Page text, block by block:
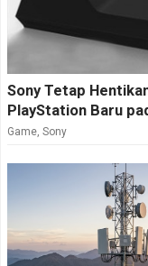
Sony Tetap
PlayStation Baru
Game Sony